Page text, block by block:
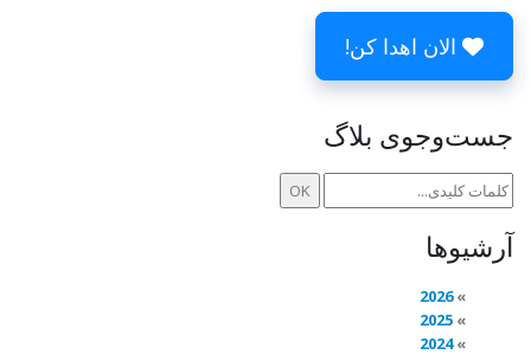
الان اهدا کن!
جست‌وجوی بلاگ
آرشیوها
2026
2025
2024